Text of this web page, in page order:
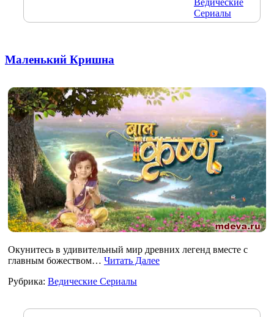
Ведические
Сериалы
Маленький Кришна
Окунитесь в удивительный мир древних легенд вместе с
главным божеством… Читать Далее
Рубрика: Ведические Сериалы